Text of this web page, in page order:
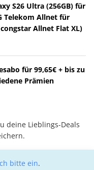
S26 Ultra (256GB) für
Telekom Allnet für
Allnet Flat XL)
für 99,65€ + bis zu
Prämien
deine Lieblings-Deals
bitte ein.